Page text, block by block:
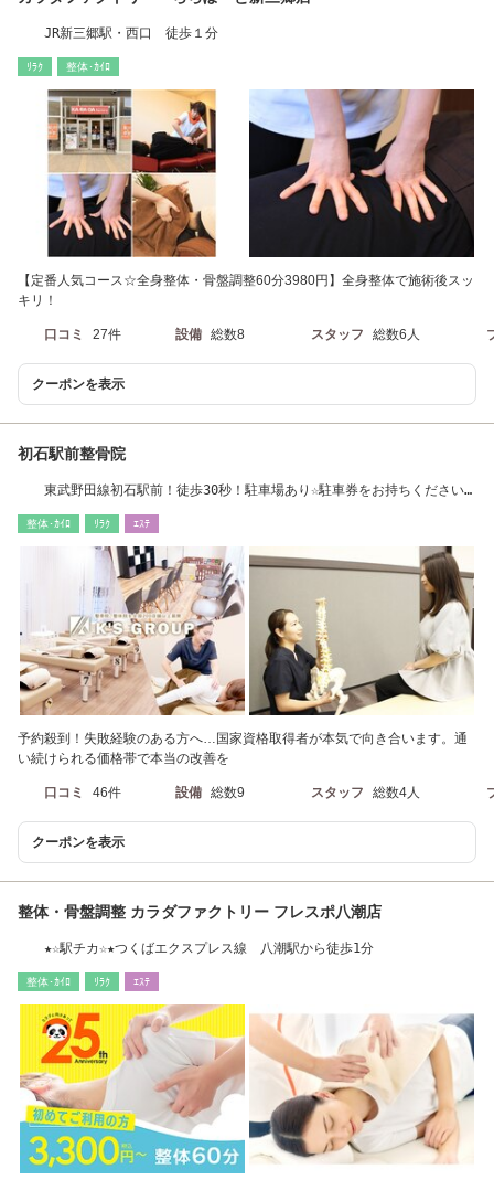
JR新三郷駅・西口 徒歩１分
ﾘﾗｸ 整体･ｶｲﾛ
【定番人気コース☆全身整体・骨盤調整60分3980円】全身整体で施術後スッ
キリ！
口コミ 27件 設備 総数8 スタッフ 総数6人
クーポンを表示
初石駅前整骨院
東武野田線初石駅前！徒歩30秒！駐車場あり☆駐車券をお持ちください♪
整体･ｶｲﾛ ﾘﾗｸ ｴｽﾃ
予約殺到！失敗経験のある方へ…国家資格取得者が本気で向き合います。通
い続けられる価格帯で本当の改善を
口コミ 46件 設備 総数9 スタッフ 総数4人
クーポンを表示
整体・骨盤調整 カラダファクトリー フレスポ八潮店
★☆駅チカ☆★つくばエクスプレス線 八潮駅から徒歩1分
整体･ｶｲﾛ ﾘﾗｸ ｴｽﾃ